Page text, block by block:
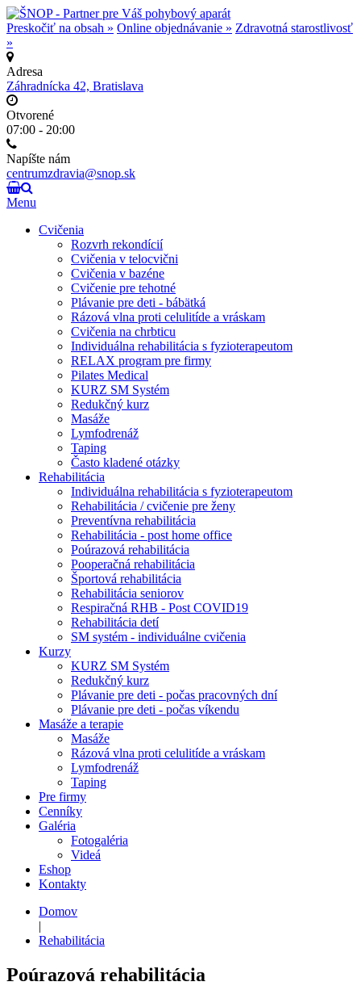
Preskočiť na obsah » Online objednávanie » Zdravotná starostlivosť
»
Adresa
Záhradnícka 42, Bratislava
Otvorené
07:00 - 20:00
Napíšte nám
centrumzdravia@snop.sk
Menu
Cvičenia
Rozvrh rekondícií
Cvičenia v telocvični
Cvičenia v bazéne
Cvičenie pre tehotné
Plávanie pre deti - bábätká
Rázová vlna proti celulitíde a vráskam
Cvičenia na chrbticu
Individuálna rehabilitácia s fyzioterapeutom
RELAX program pre firmy
Pilates Medical
KURZ SM Systém
Redukčný kurz
Masáže
Lymfodrenáž
Taping
Často kladené otázky
Rehabilitácia
Individuálna rehabilitácia s fyzioterapeutom
Rehabilitácia / cvičenie pre ženy
Preventívna rehabilitácia
Rehabilitácia - post home office
Poúrazová rehabilitácia
Pooperačná rehabilitácia
Športová rehabilitácia
Rehabilitácia seniorov
Respiračná RHB - Post COVID19
Rehabilitácia detí
SM systém - individuálne cvičenia
Kurzy
KURZ SM Systém
Redukčný kurz
Plávanie pre deti - počas pracovných dní
Plávanie pre deti - počas víkendu
Masáže a terapie
Masáže
Rázová vlna proti celulitíde a vráskam
Lymfodrenáž
Taping
Pre firmy
Cenníky
Galéria
Fotogaléria
Videá
Eshop
Kontakty
Domov
|
Rehabilitácia
Poúrazová rehabilitácia